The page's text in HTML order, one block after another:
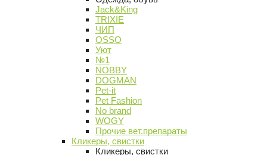
Jack&King
TRIXIE
ЧИП
OSSO
Уют
№1
NOBBY
DOGMAN
Pet-it
Pet Fashion
No brand
WOGY
Прочие вет.препараты
Кликеры, свистки
Кликеры, свистки